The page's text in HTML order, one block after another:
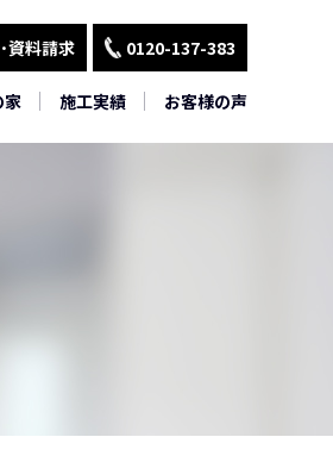
資料請求 0120-137-383
家 施工実績 お客様の声